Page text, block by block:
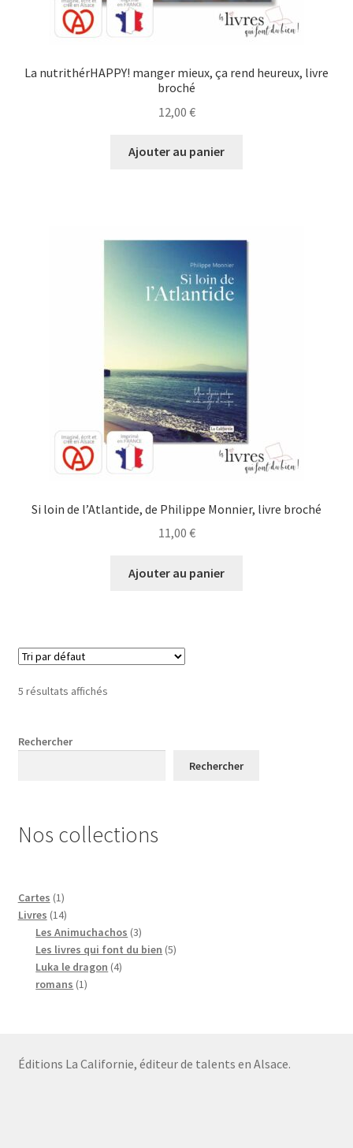
La nutrithérHAPPY! manger mieux, ça rend heureux, livre
broché
12,00 €
Ajouter au panier
Si loin de l’Atlantide, de Philippe Monnier, livre broché
11,00 €
Ajouter au panier
5 résultats affichés
Rechercher
Rechercher
Nos collections
Cartes 11
produit
Livres 1414
produits
Les Animuchachos 33
produits
Les livres qui font du bien 55
Luka le dragon 44
romans 11
Éditions La Californie, éditeur de talents en Alsace.